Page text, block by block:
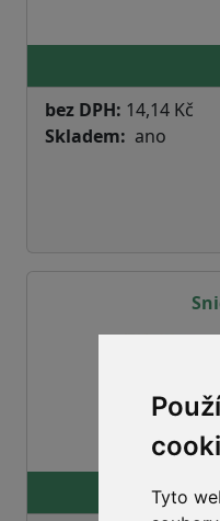
Tyto
bez DPH: 14,14 Kč
Skladem
ano